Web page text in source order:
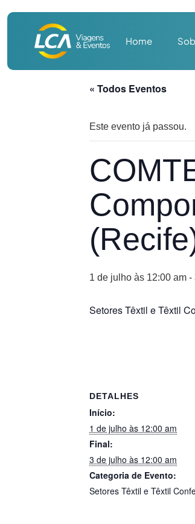
Home
« Todos Eventos
Este evento já passou.
1 de julho às 12:00 am -
Setores Têxtil e Têxtil
DETALHES
Início:
1 de julho às 12:00 am
Final:
3 de julho às 12:00 am
Categoria de Evento:
Setores Têxtil e Têxtil